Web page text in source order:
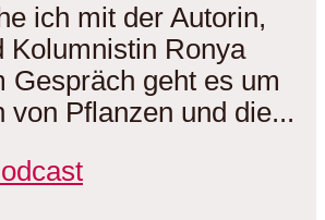
ich mit der Autorin,
Kolumnistin Ronya
Gespräch geht es um
von Pflanzen und die...